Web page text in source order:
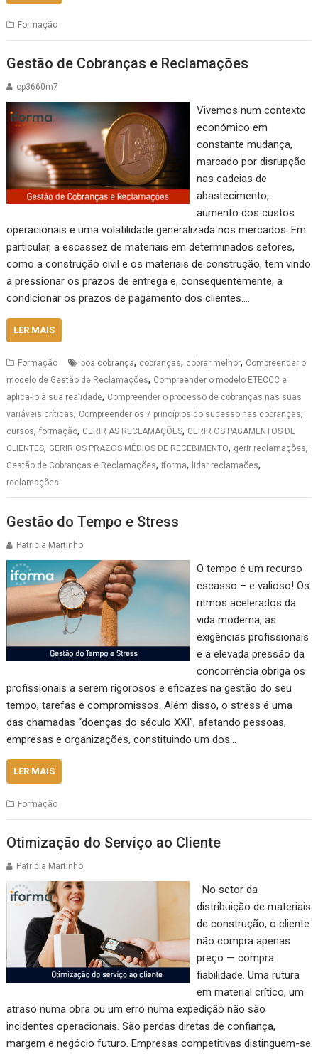
Formação
Gestão de Cobranças e Reclamações
cp3660m7
Vivemos num contexto
económico em
constante mudança,
marcado por disrupção
nas cadeias de
abastecimento,
aumento dos custos
operacionais e uma volatilidade generalizada nos mercados. Em
particular, a escassez de materiais em determinados setores,
como a construção civil e os materiais de construção, tem vindo
a pressionar os prazos de entrega e, consequentemente, a
condicionar os prazos de pagamento dos clientes.…
LER MAIS
Formação boa cobrança, cobranças, cobrar melhor, Compreender o
modelo de Gestão de Reclamações, Compreender o modelo ETECCC e
aplica-lo à sua realidade, Compreender o processo de cobranças nas suas
variáveis críticas, Compreender os 7 princípios do sucesso nas cobranças,
cursos,formação, GERIR AS RECLAMAÇÕES, GERIR OS PAGAMENTOS DE
CLIENTES, GERIR OS PRAZOS MÉDIOS DE RECEBIMENTO, gerir reclamações,
Gestão de Cobranças e Reclamações, iforma, lidar reclamaões,
reclamações
Gestão do Tempo e Stress
Patricia Martinho
O tempo é um recurso
escasso – e valioso! Os
ritmos acelerados da
vida moderna, as
exigências profissionais
e a elevada pressão da
concorrência obriga os
profissionais a serem rigorosos e eficazes na gestão do seu
tempo, tarefas e compromissos. Além disso, o stress é uma
das chamadas “doenças do século XXI”, afetando pessoas,
empresas e organizações, constituindo um dos…
LER MAIS
Formação
Otimização do Serviço ao Cliente
Patricia Martinho
No setor da
distribuição de materiais
de construção, o cliente
não compra apenas
preço — compra
fiabilidade. Uma rutura
em material crítico, um
atraso numa obra ou um erro numa expedição não são
incidentes operacionais. São perdas diretas de confiança,
margem e negócio futuro. Empresas competitivas distinguem-se